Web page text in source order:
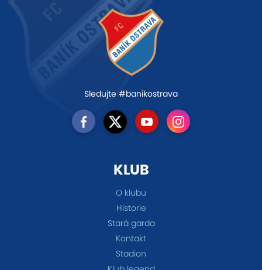
Sledujte #banikostrava
KLUB
O klubu
Historie
Stará garda
Kontakt
Stadion